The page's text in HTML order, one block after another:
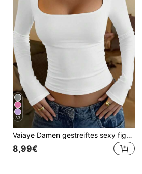
33
Vaiaye Damen gestreiftes sexy figurbetontes Langarm Strickoberteil, einfarbiges quadratisches Ausschnitt Basic T-Shirt, für Herbst Ausgehen Streetwear, Office Siren Weiß
8,99€